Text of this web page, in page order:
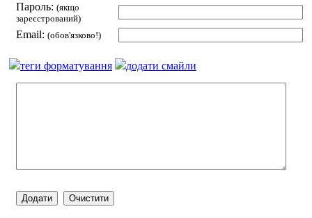
Пароль: (якщо
зареєстрований)
Email: (обов'язково!)
теги форматування додати смайли